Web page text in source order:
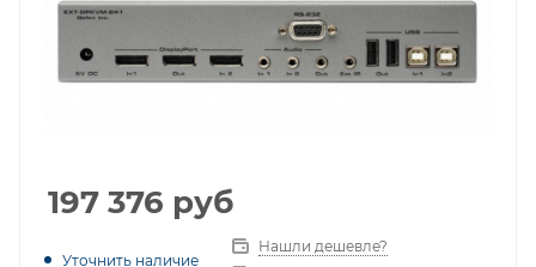
197 376 руб
Уточнить наличие
Нашли дешевле?